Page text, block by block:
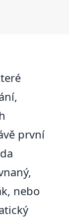
první
nebo